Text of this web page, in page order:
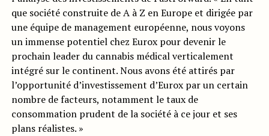
que société construite de A à Z en Europe et dirigée par
une équipe de management européenne, nous voyons
un immense potentiel chez Eurox pour devenir le
prochain leader du cannabis médical verticalement
intégré sur le continent. Nous avons été attirés par
l’opportunité d’investissement d’Eurox par un certain
nombre de facteurs, notamment le taux de
consommation prudent de la société à ce jour et ses
plans réalistes. »